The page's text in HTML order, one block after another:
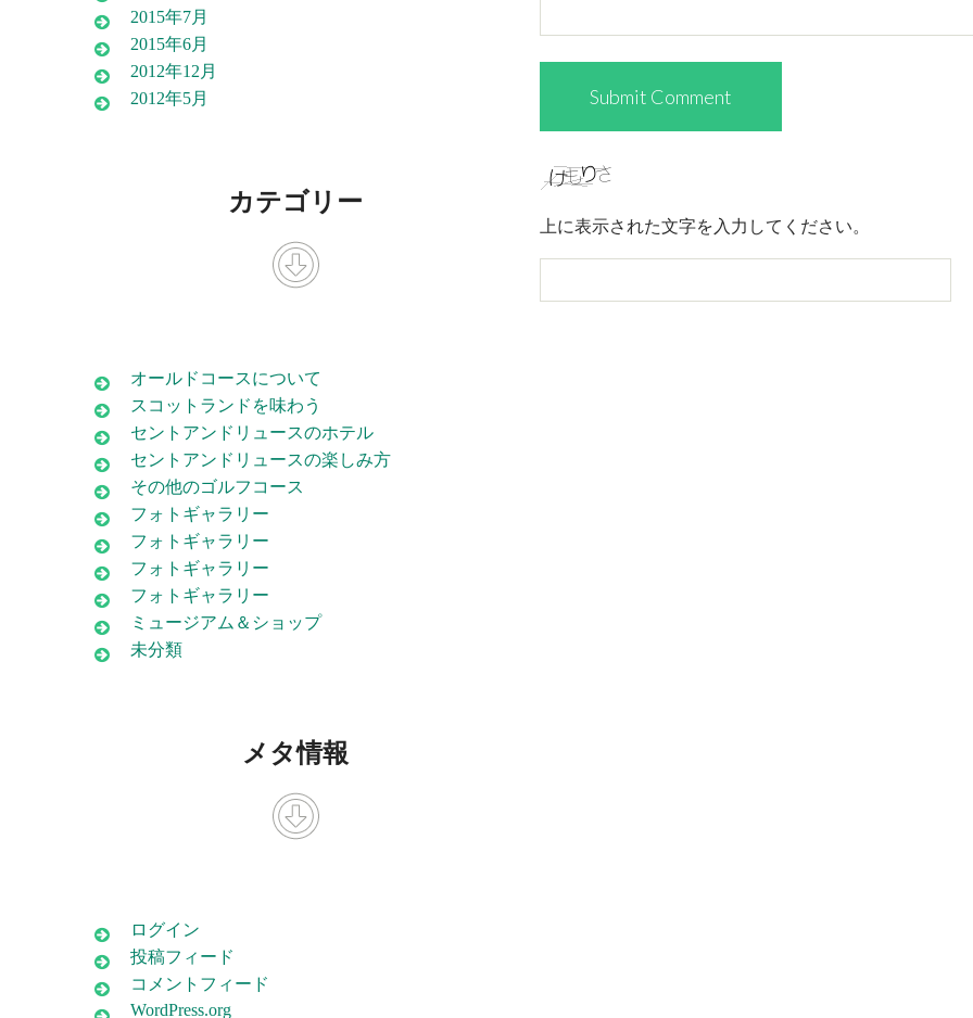
上に表示された文字を入力してください。
2015年7月
2015年6月
2012年12月
2012年5月
カテゴリー
オールドコースについて
スコットランドを味わう
セントアンドリュースのホテル
セントアンドリュースの楽しみ方
その他のゴルフコース
フォトギャラリー
フォトギャラリー
フォトギャラリー
フォトギャラリー
ミュージアム＆ショップ
未分類
メタ情報
ログイン
投稿フィード
コメントフィード
WordPress.org